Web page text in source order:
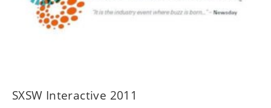
SXSW Interactive 2011